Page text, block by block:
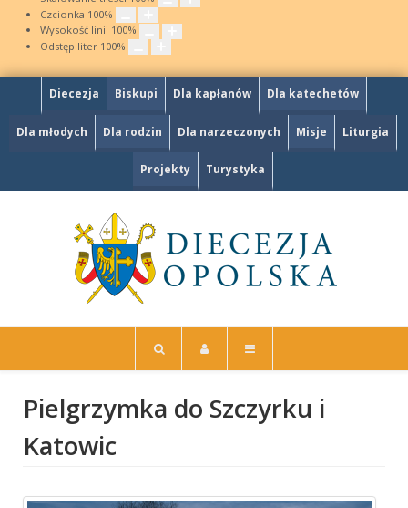
Czcionka 100%
Wysokość linii 100%
Odstęp liter 100%
Diecezja Biskupi Dla kapłanów Dla katechetów
Dla młodych Dla rodzin Dla narzeczonych Misje Liturgia
Projekty Turystyka
Pielgrzymka do Szczyrku i
Katowic